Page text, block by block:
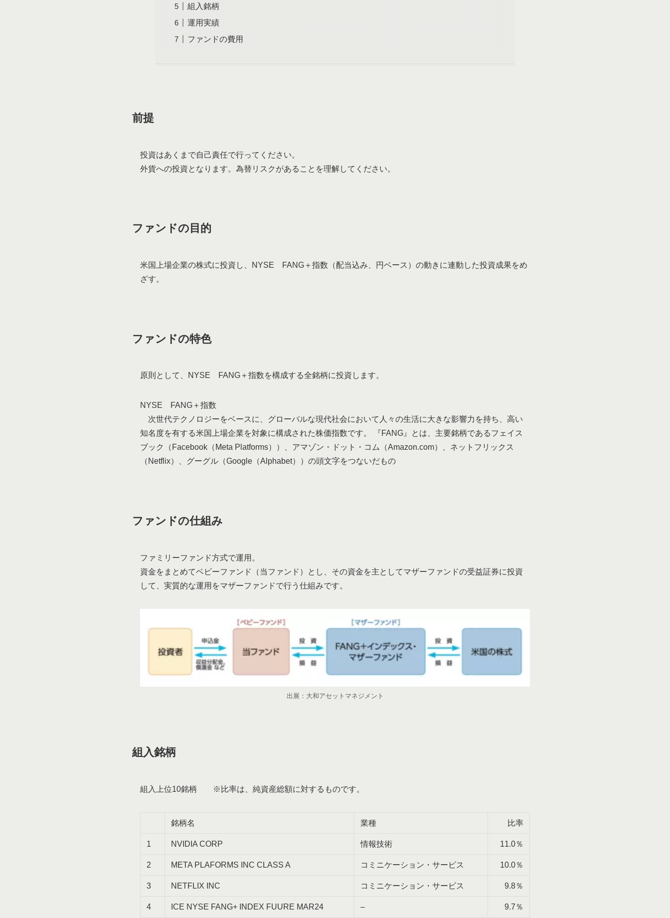
組入銘柄
運用実績
ファンドの費用
前提
投資はあくまで自己責任で行ってください。
外貨への投資となります。為替リスクがあることを理解してください。
ファンドの目的
米国上場企業の株式に投資し、NYSE FANG＋指数（配当込み、円ベース）の動きに連動した投資成果をめ
ざす。
ファンドの特色
原則として、NYSE FANG＋指数を構成する全銘柄に投資します。
NYSE FANG＋指数
次世代テクノロジーをベースに、グローバルな現代社会において人々の生活に大きな影響力を持ち、高い
知名度を有する米国上場企業を対象に構成された株価指数です。 『FANG』とは、主要銘柄であるフェイス
ブック（Facebook（Meta Platforms））、アマゾン・ドット・コム（Amazon.com）、ネットフリックス
（Netflix）、グーグル（Google（Alphabet））の頭文字をつないだもの
ファンドの仕組み
ファミリーファンド方式で運用。
資金をまとめてベビーファンド（当ファンド）とし、その資金を主としてマザーファンドの受益証券に投資
して、実質的な運用をマザーファンドで行う仕組みです。
出展：大和アセットマネジメント
組入銘柄
組入上位10銘柄 ※比率は、純資産総額に対するものです。
銘柄名 業種 比率
1 NVIDIA CORP 情報技術 11.0％
2 META PLAFORMS INC CLASS A コミニケーション・サービス 10.0％
3 NETFLIX INC コミニケーション・サービス 9.8％
4 ICE NYSE FANG+ INDEX FUURE MAR24 – 9.7％